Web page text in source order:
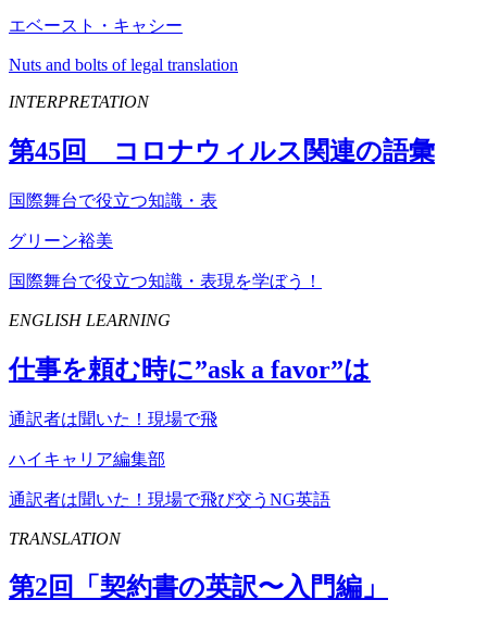
エベースト・キャシー
Nuts and bolts of legal translation
INTERPRETATION
第45回 コロナウィルス関連の語彙
国際舞台で役立つ知識・表
グリーン裕美
国際舞台で役立つ知識・表現を学ぼう！
ENGLISH LEARNING
仕事を頼む時に”ask a favor”は
通訳者は聞いた！現場で飛
ハイキャリア編集部
通訳者は聞いた！現場で飛び交うNG英語
TRANSLATION
第2回「契約書の英訳〜入門編」